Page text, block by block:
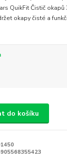
QuikFit Čistič okapů
okapy čisté a
do košíku